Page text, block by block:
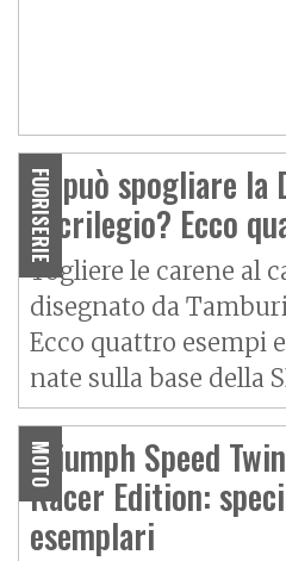
FUORISERIE
Si può spogliare la
sacrilegio? Ecco
Togliere le carene al
disegnato da
Ecco quattro esempi
nate sulla base della
MOTO
Triumph Speed
Racer Edition:
esemplari